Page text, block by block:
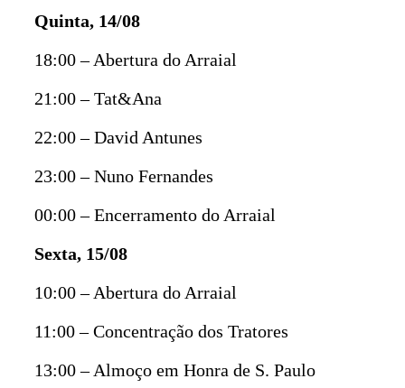
Quinta, 14/08
18:00 – Abertura do Arraial
21:00 – Tat&Ana
22:00 – David Antunes
23:00 – Nuno Fernandes
00:00 – Encerramento do Arraial
Sexta, 15/08
10:00 – Abertura do Arraial
11:00 – Concentração dos Tratores
13:00 – Almoço em Honra de S. Paulo